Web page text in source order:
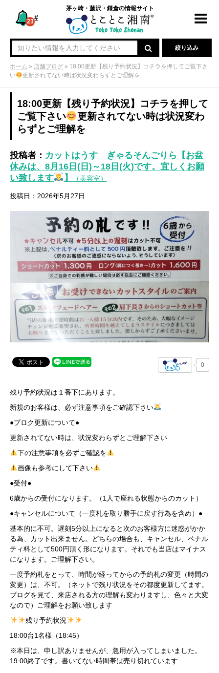
#
23
茅ヶ崎・藤沢・鎌倉の情報サイト
絞り込み
ホーム » 店舗ブログ » 18:00更新【残り予約状況】コチラを押してご覧下さ
い
更新されてない時は状況変わらずとご理解を
18:00更新【残り予約状況】コチラを押して
ご覧下さい
更新されてない時は状況変わ
らずとご理解を
投稿者： カットはうす ぎゃるそんごりら【お盆
休みは、8月16日(日)～18日(火)です。宜しくお願
い致します
】 （美容室）
投稿日：2026年5月27日
0
残り予約状況は１番下にあります。
新規のお客様は、必ず注意事項をご確認下さい
●ブロク更新について●
更新されてない時は、状況変わらずとご理解下さい
下の注意事項を必ずご確認を
画像も参考にして下さい
●受付●
6歳からの受付になります。（1人で座れる状態からのカット）
●キャンセルについて（一度札を取り勝手に戻す行為を含め）●
基本的に不可。遅刻5分以上になると次のお客様方に迷惑がかか
る為、カット出来ません。どちらの場合も、キャンセル、ペナル
ティ料として500円頂く形になります。それでも当店はマイナス
になります。ご理解下さい。
一度予約札をとって、時間が経ってからの予約札の変更（時間の
変更）は、不可。（ネットで残り状況をその都度更新してます。
ブログを見て、来店される方の理解も変わりますし、色々と大変
なので）ご理解をお願い致します
残り予約状況
18:00台1名様（18:45）
※本日は、申し訳ありませんが、急用が入ってしまいました。
19:00終了です。書いてない時間帯は売り切れています